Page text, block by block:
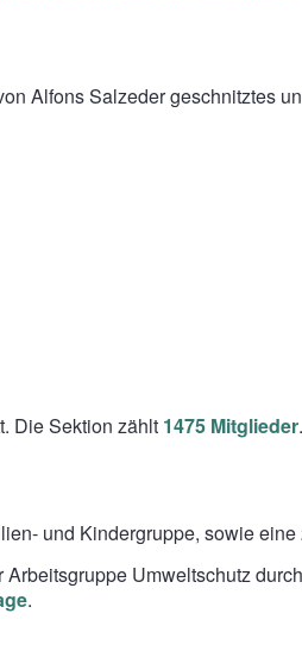
Alfons Salzeder geschnitztes
Die Sektion zählt 1475 Mitglieder
und Kindergruppe, sowie
Umweltschutz
.